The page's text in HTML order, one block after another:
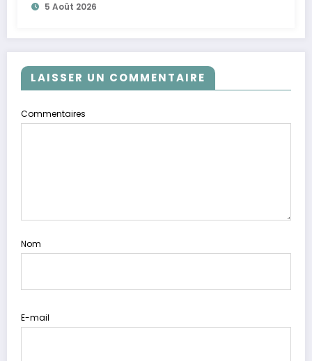
5 Août 2026
LAISSER UN COMMENTAIRE
Commentaires
Nom
E-mail